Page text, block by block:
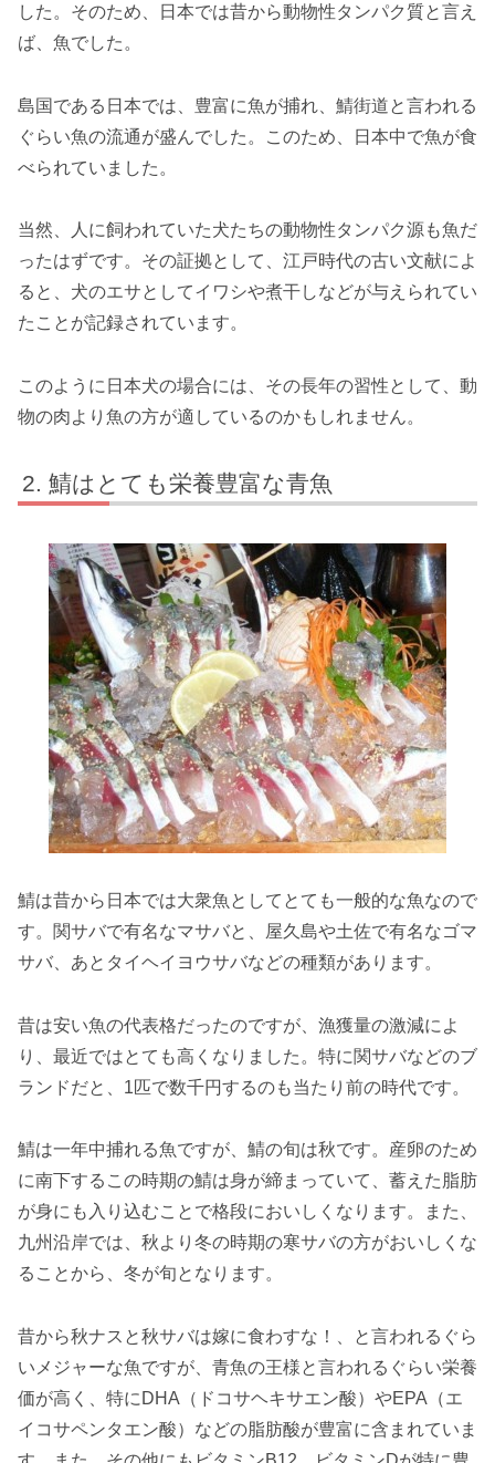
した。そのため、日本では昔から動物性タンパク質と言え
ば、魚でした。
島国である日本では、豊富に魚が捕れ、鯖街道と言われる
ぐらい魚の流通が盛んでした。このため、日本中で魚が食
べられていました。
当然、人に飼われていた犬たちの動物性タンパク源も魚だ
ったはずです。その証拠として、江戸時代の古い文献によ
ると、犬のエサとしてイワシや煮干しなどが与えられてい
たことが記録されています。
このように日本犬の場合には、その長年の習性として、動
物の肉より魚の方が適しているのかもしれません。
鯖はとても栄養豊富な青魚
鯖は昔から日本では大衆魚としてとても一般的な魚なので
す。関サバで有名なマサバと、屋久島や土佐で有名なゴマ
サバ、あとタイヘイヨウサバなどの種類があります。
昔は安い魚の代表格だったのですが、漁獲量の激減によ
り、最近ではとても高くなりました。特に関サバなどのブ
ランドだと、1匹で数千円するのも当たり前の時代です。
鯖は一年中捕れる魚ですが、鯖の旬は秋です。産卵のため
に南下するこの時期の鯖は身が締まっていて、蓄えた脂肪
が身にも入り込むことで格段においしくなります。また、
九州沿岸では、秋より冬の時期の寒サバの方がおいしくな
ることから、冬が旬となります。
昔から秋ナスと秋サバは嫁に食わすな！、と言われるぐら
いメジャーな魚ですが、青魚の王様と言われるぐらい栄養
価が高く、特にDHA（ドコサヘキサエン酸）やEPA（エ
イコサペンタエン酸）などの脂肪酸が豊富に含まれていま